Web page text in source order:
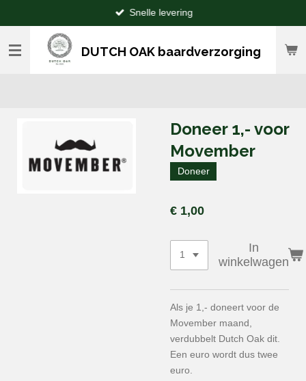
direct
naar
hoofdinhoud
DUTCH OAK baardverzorging
Snelle levering
Doneer 1,- voor
Movember
Doneer
€ 1,00
In
winkelwagen
Als je 1,- doneert voor de
Movember maand,
verdubbelt Dutch Oak dit.
Een euro wordt dus twee
euro.